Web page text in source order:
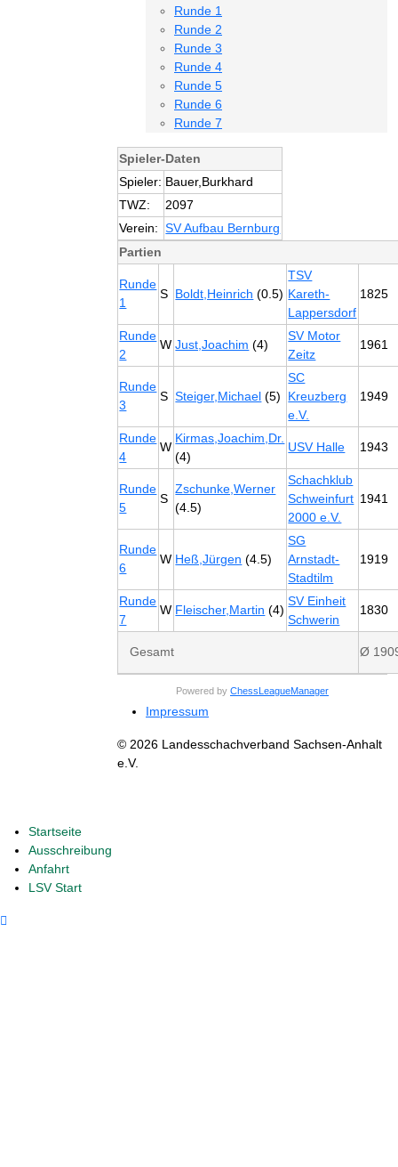
Runde 1
Runde 2
Runde 3
Runde 4
Runde 5
Runde 6
Runde 7
Spieler-Daten
Spieler: Bauer,Burkhard
TWZ:
2097
Verein: SV Aufbau Bernburg
Partien
Runde
1
S Boldt,Heinrich (0.5)
TSV
Kareth-
Lappersdorf
1825
Runde
2
W Just,Joachim (4)
SV Motor
Zeitz
1961
Runde
3
S Steiger,Michael (5)
SC
Kreuzberg
e.V.
1949
Runde
4
W
Kirmas,Joachim,Dr.
(4)
USV Halle 1943
Runde
5
S
Zschunke,Werner
(4.5)
Schachklub
Schweinfurt
2000 e.V.
1941
Runde
6
W Heß,Jürgen (4.5)
SG
Arnstadt-
Stadtilm
1919
Runde
7
W Fleischer,Martin (4)
SV Einheit
Schwerin
1830
Gesamt Ø
Powered by ChessLeagueManager
Impressum
© 2026 Landesschachverband Sachsen-Anhalt
e.V.
Startseite
Ausschreibung
Anfahrt
LSV Start